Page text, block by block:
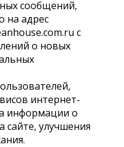
сообщений,
на адрес
с
о новых
интернет-
информации о
сайте, улучшения